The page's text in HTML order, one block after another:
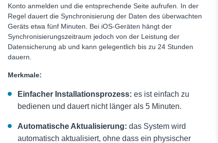
Konto anmelden und die entsprechende Seite aufrufen. In der
Regel dauert die Synchronisierung der Daten des überwachten
Geräts etwa fünf Minuten. Bei iOS-Geräten hängt der
Synchronisierungszeitraum jedoch von der Leistung der
Datensicherung ab und kann gelegentlich bis zu 24 Stunden
dauern.
Merkmale:
Einfacher Installationsprozess: es ist einfach zu
bedienen und dauert nicht länger als 5 Minuten.
Automatische Aktualisierung: das System wird
automatisch aktualisiert, ohne dass ein physischer